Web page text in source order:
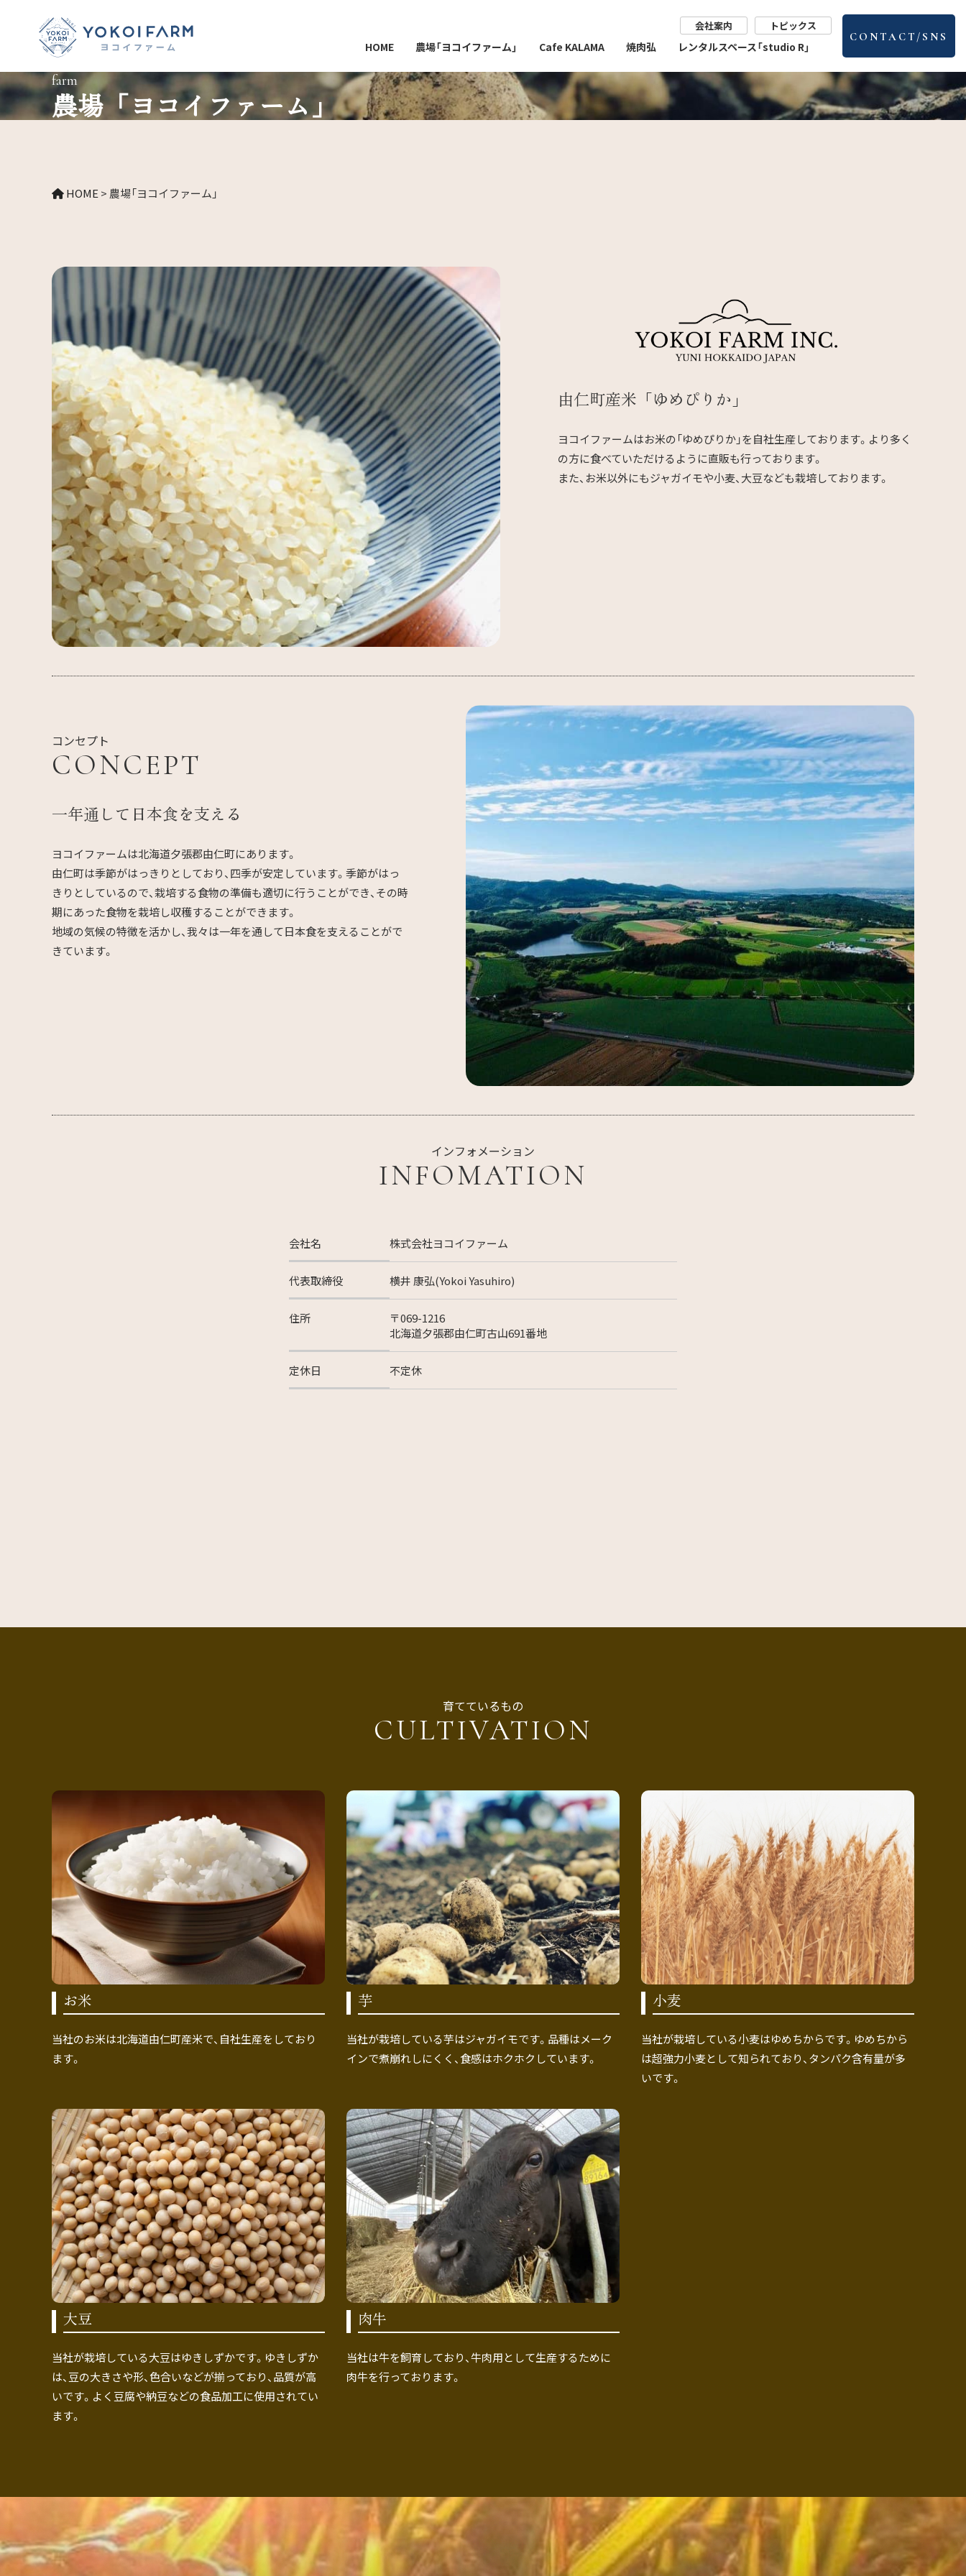
会社案内 トピックス
HOME 農場「ヨコイファーム」 Cafe KALAMA 焼肉弘 レンタルスペース「studio R」
CONTACT/SNS
farm
農場「ヨコイファーム」
HOME > 農場「ヨコイファーム」
由仁町産米「ゆめぴりか」
ヨコイファームはお米の「ゆめぴりか」を自社生産しております。より多く
の方に食べていただけるように直販も行っております。
また、お米以外にもジャガイモや小麦、大豆なども栽培しております。
コンセプト
CONCEPT
一年通して日本食を支える
ヨコイファームは北海道夕張郡由仁町にあります。
由仁町は季節がはっきりとしており、四季が安定しています。季節がはっ
きりとしているので、栽培する食物の準備も適切に行うことができ、その時
期にあった食物を栽培し収穫することができます。
地域の気候の特徴を活かし、我々は一年を通して日本食を支えることがで
きています。
インフォメーション
INFOMATION
会社名 株式会社ヨコイファーム
代表取締役 横井 康弘(Yokoi Yasuhiro)
住所
〒069-1216
北海道夕張郡由仁町古山691番地
定休日 不定休
育てているもの
CULTIVATION
お米
当社のお米は北海道由仁町産米で、自社生産をしており
ます。
芋
当社が栽培している芋はジャガイモです。品種はメーク
インで煮崩れしにくく、食感はホクホクしています。
小麦
当社が栽培している小麦はゆめちからです。ゆめちから
は超強力小麦として知られており、タンパク含有量が多
いです。
大豆
当社が栽培している大豆はゆきしずかです。ゆきしずか
は、豆の大きさや形、色合いなどが揃っており、品質が高
いです。よく豆腐や納豆などの食品加工に使用されてい
ます。
肉牛
当社は牛を飼育しており、牛肉用として生産するために
肉牛を行っております。